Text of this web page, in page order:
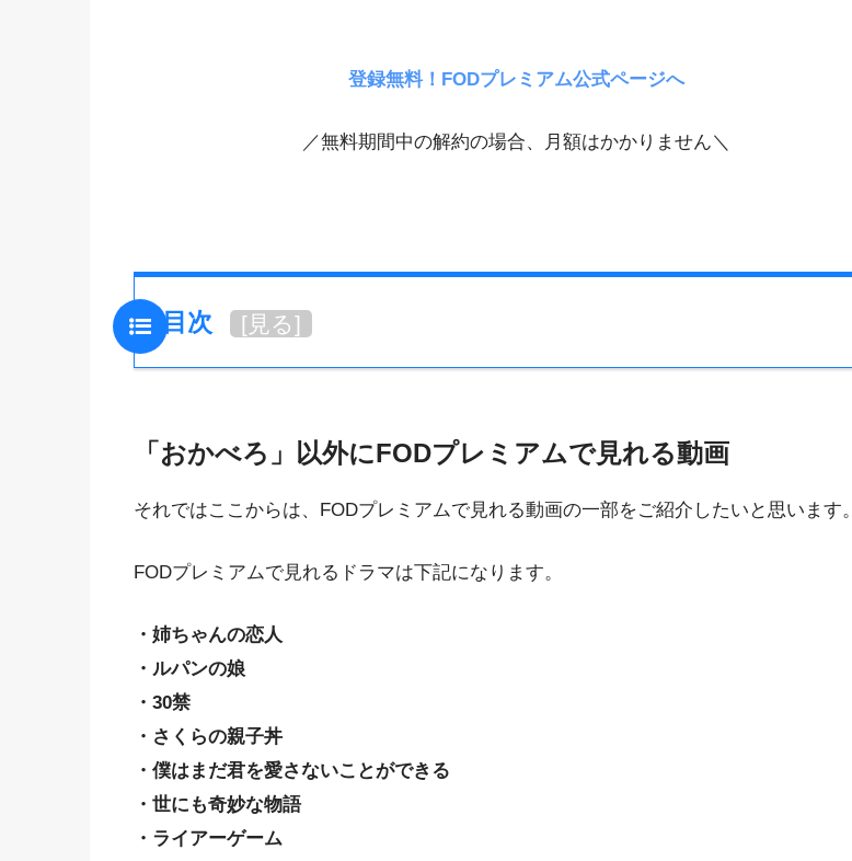
登録無料！FODプレミアム公式ページへ
／無料期間中の解約の場合、月額はかかりません＼
目次 [見る]
「おかべろ」以外にFODプレミアムで見れる動画
それではここからは、FODプレミアムで見れる動画の一部をご紹介したいと思います。
FODプレミアムで見れるドラマは下記になります。
・姉ちゃんの恋人
・ルパンの娘
・30禁
・さくらの親子丼
・僕はまだ君を愛さないことができる
・世にも奇妙な物語
・ライアーゲーム